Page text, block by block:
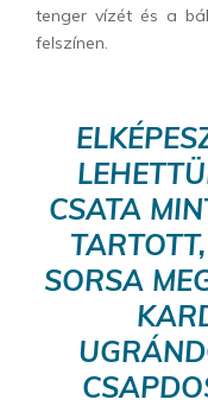
tenger vízét és a
felszínen.
CSATA
SORSA